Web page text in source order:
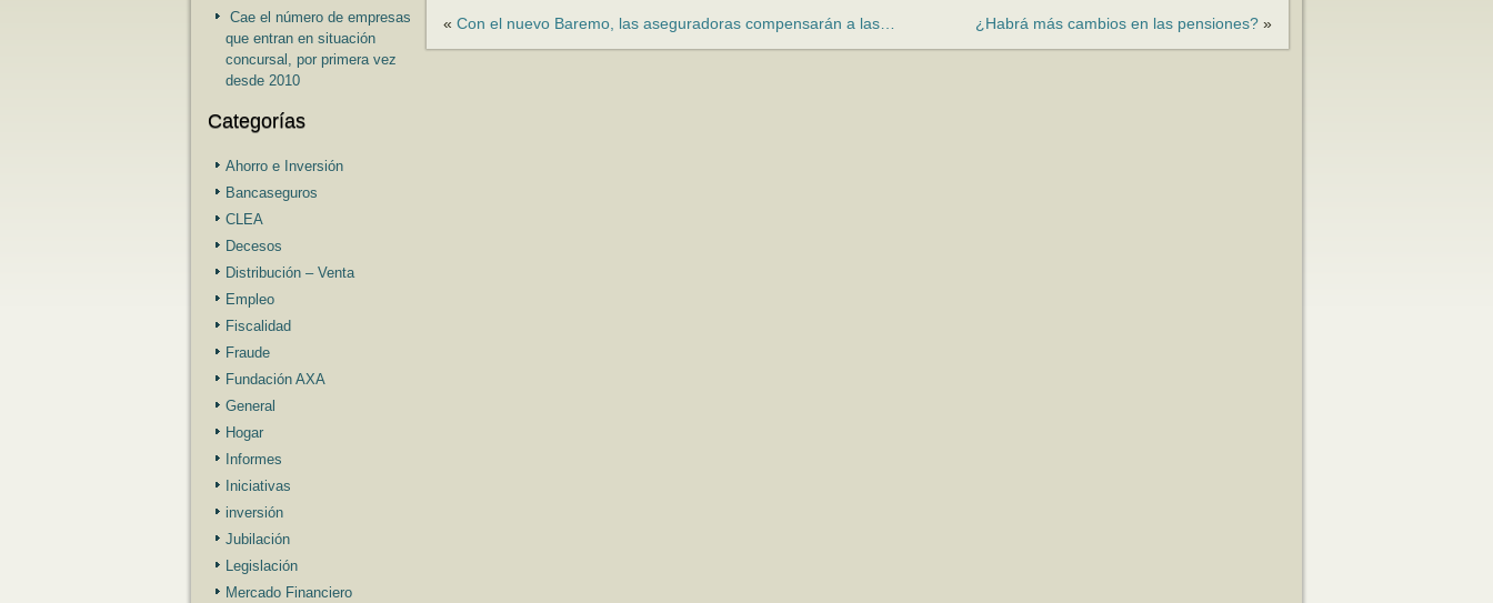
Cae el número de empresas
que entran en situación
concursal, por primera vez
desde 2010
Categorías
Ahorro e Inversión
Bancaseguros
CLEA
Decesos
Distribución – Venta
Empleo
Fiscalidad
Fraude
Fundación AXA
General
Hogar
Informes
Iniciativas
inversión
Jubilación
Legislación
Mercado Financiero
« Con el nuevo Baremo, las aseguradoras compensarán a las… ¿Habrá más cambios en las pensiones? »